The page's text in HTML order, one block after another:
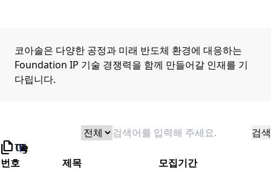
코아솔은 다양한 공정과 미래 반도체 환경에 대응하는
Foundation IP 기술 경쟁력을 함께 만들어갈 인재를 기
다립니다.
file_copyTOTAL 1/1 Page)
검색
번호 제목
모집기간